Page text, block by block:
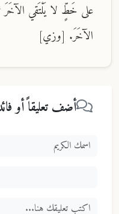
على خَطٍّ لا يَلْتَقي
الآخَرَ. [وزي]
أضف تعليقاً أو